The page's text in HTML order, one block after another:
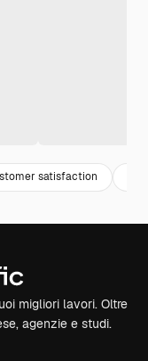
satisfaction
migliori lavori. Oltre
agenzie e studi.